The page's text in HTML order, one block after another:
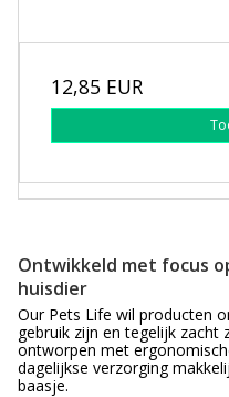
12,85 EUR
Ontwikkeld met focus
huisdier
Our Pets Life wil producten
gebruik zijn en tegelijk zacht
ontworpen met
dagelijkse verzorging
baasje.